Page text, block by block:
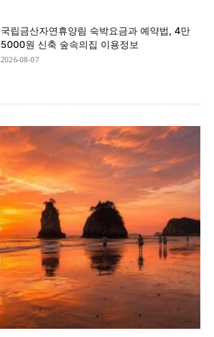
국립금산자연휴양림 숙박요금과 예약법, 4만
5000원 신축 숲속의집 이용정보
2026-08-07